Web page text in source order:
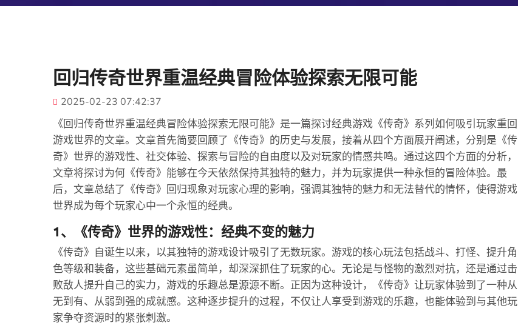
回归传奇世界重温经典冒险体验探索无限可能
2025-02-23 07:42:37
《回归传奇世界重温经典冒险体验探索无限可能》是一篇探讨经典游戏《传奇》系列如何吸引玩家重回
游戏世界的文章。文章首先简要回顾了《传奇》的历史与发展，接着从四个方面展开阐述，分别是《传
奇》世界的游戏性、社交体验、探索与冒险的自由度以及对玩家的情感共鸣。通过这四个方面的分析，
文章将探讨为何《传奇》能够在今天依然保持其独特的魅力，并为玩家提供一种永恒的冒险体验。最
后，文章总结了《传奇》回归现象对玩家心理的影响，强调其独特的魅力和无法替代的情怀，使得游戏
世界成为每个玩家心中一个永恒的经典。
1、《传奇》世界的游戏性：经典不变的魅力
《传奇》自诞生以来，以其独特的游戏设计吸引了无数玩家。游戏的核心玩法包括战斗、打怪、提升角
色等级和装备，这些基础元素虽简单，却深深抓住了玩家的心。无论是与怪物的激烈对抗，还是通过击
败敌人提升自己的实力，游戏的乐趣总是源源不断。正因为这种设计，《传奇》让玩家体验到了一种从
无到有、从弱到强的成就感。这种逐步提升的过程，不仅让人享受到游戏的乐趣，也能体验到与其他玩
家争夺资源时的紧张刺激。